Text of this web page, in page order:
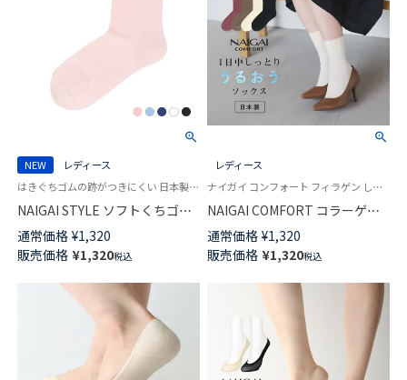
NEW
レディース
はきぐちゴムの跡がつきにくい 日本製 婦人 靴下 女性
NAIGAI STYLE ソフトくちゴム
レーヨンシルク混 リュクスカフ
日本製 クルー丈 レディース ソ
ックス 03097500
通常価格 ¥1,320
販売価格 ¥1,320税込
レディース
ナイガイ コンフォート フィラゲン しっとりとした肌ざわり 日本製 女性 婦人 靴下
NAIGAI COMFORT コラーゲン
ペプチド配合 FILAGEN ワイド
くちゴム クルー丈 ソックス レ
ディース 03022501
通常価格 ¥1,320
販売価格 ¥1,320税込